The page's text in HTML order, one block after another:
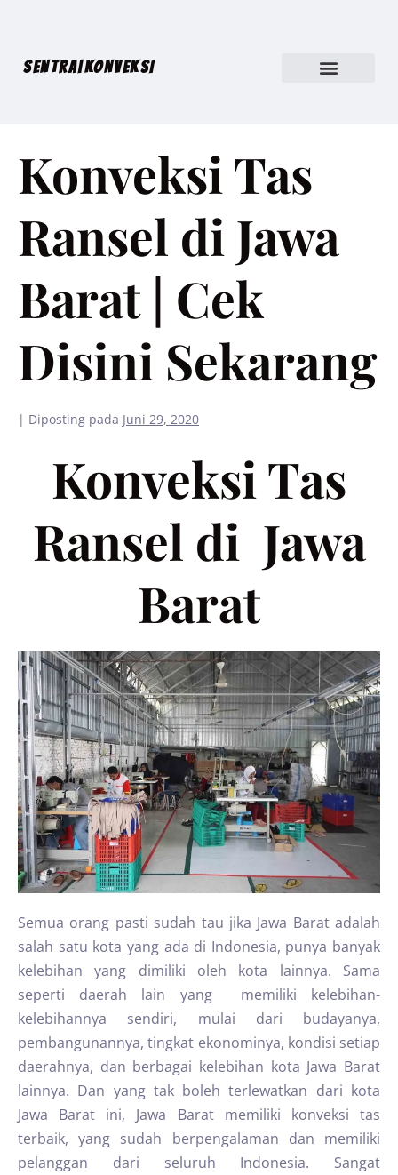
SENTRA|KONVEKSI
Konveksi Tas
Ransel di Jawa
Barat | Cek
Disini Sekarang
| Diposting pada Juni 29, 2020
Konveksi Tas
Ransel di Jawa
Barat
Semua orang pasti sudah tau jika Jawa Barat adalah
salah satu kota yang ada di Indonesia, punya banyak
kelebihan yang dimiliki oleh kota lainnya. Sama
seperti daerah lain yang memiliki kelebihan-
kelebihannya sendiri, mulai dari budayanya,
pembangunannya, tingkat ekonominya, kondisi setiap
daerahnya, dan berbagai kelebihan kota Jawa Barat
lainnya. Dan yang tak boleh terlewatkan dari kota
Jawa Barat ini, Jawa Barat memiliki konveksi tas
terbaik, yang sudah berpengalaman dan memiliki
pelanggan dari seluruh Indonesia. Sangat